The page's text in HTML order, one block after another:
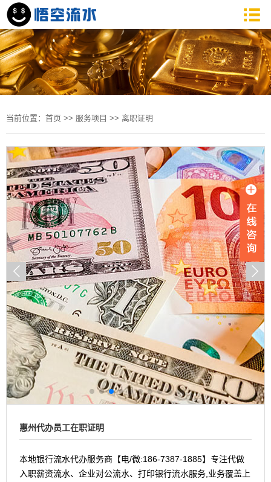
当前位置： 首页 >> 服务项目 >> 离职证明
惠州代办员工在职证明
本地银行流水代办服务商【电/微:186-7387-1885】专注代做
入职薪资流水、企业对公流水、打印银行流水服务,业务覆盖上